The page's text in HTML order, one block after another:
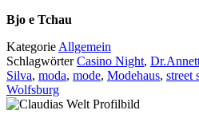
Bjo e Tchau
Kategorie Allgemein
SchlagwörterCasino Night,
Silva, moda, mode, Modehaus, street
Wolfsburg